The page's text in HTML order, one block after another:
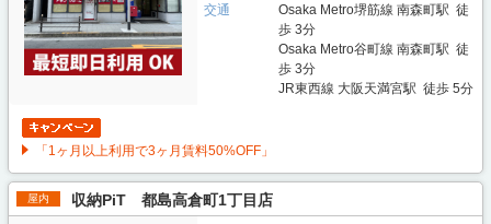
交通
Osaka Metro堺筋線 南森町駅 徒
歩 3分
Osaka Metro谷町線 南森町駅 徒
歩 3分
JR東西線 大阪天満宮駅 徒歩 5分
「1ヶ月以上利用で3ヶ月賃料50%OFF」
屋内 収納PiT 都島高倉町1丁目店